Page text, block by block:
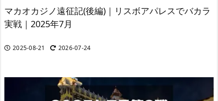
マカオカジノ遠征記(後編)｜リスボアパレスでバカラ
実戦｜2025年7月
2025-08-21 2026-07-24